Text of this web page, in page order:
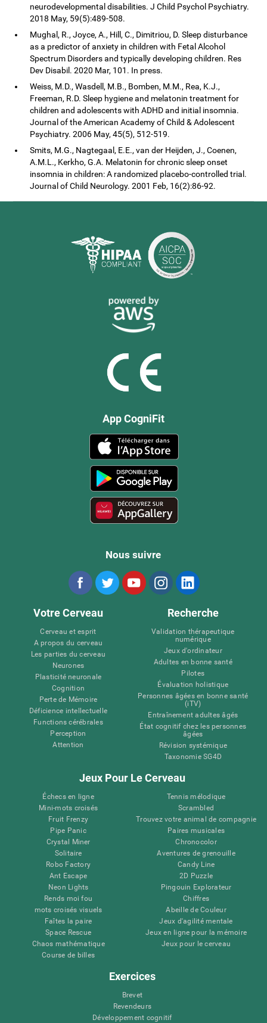
neurodevelopmental disabilities. J Child Psychol Psychiatry.
2018 May, 59(5):489-508.
Mughal, R., Joyce, A., Hill, C., Dimitriou, D. Sleep disturbance
as a predictor of anxiety in children with Fetal Alcohol
Spectrum Disorders and typically developing children. Res
Dev Disabil. 2020 Mar, 101. In press.
Weiss, M.D., Wasdell, M.B., Bomben, M.M., Rea, K.J.,
Freeman, R.D. Sleep hygiene and melatonin treatment for
children and adolescents with ADHD and initial insomnia.
Journal of the American Academy of Child & Adolescent
Psychiatry. 2006 May, 45(5), 512-519.
Smits, M.G., Nagtegaal, E.E., van der Heijden, J., Coenen,
A.M.L., Kerkho, G.A. Melatonin for chronic sleep onset
insomnia in children: A randomized placebo-controlled trial.
Journal of Child Neurology. 2001 Feb, 16(2):86-92.
App CogniFit
Nous suivre
Votre Cerveau
Cerveau et esprit
A propos du cerveau
Les parties du cerveau
Neurones
Plasticité neuronale
Cognition
Perte de Mémoire
Déficience intellectuelle
Functions cérébrales
Perception
Attention
Recherche
Validation thérapeutique
numérique
Jeux d'ordinateur
Adultes en bonne santé
Pilotes
Évaluation holistique
Personnes âgées en bonne santé
(iTV)
Entraînement adultes âgés
État cognitif chez les personnes
âgées
Révision systémique
Taxonomie SG4D
Jeux Pour Le Cerveau
Échecs en ligne
Mini-mots croisés
Fruit Frenzy
Pipe Panic
Crystal Miner
Solitaire
Robo Factory
Ant Escape
Neon Lights
Rends moi fou
mots croisés visuels
Faîtes la paire
Space Rescue
Chaos mathématique
Course de billes
Tennis mélodique
Scrambled
Trouvez votre animal de compagnie
Paires musicales
Chronocolor
Aventures de grenouille
Candy Line
2D Puzzle
Pingouin Explorateur
Chiffres
Abeille de Couleur
Jeux d'agilité mentale
Jeux en ligne pour la mémoire
Jeux pour le cerveau
Exercices
Brevet
Revendeurs
Développement cognitif